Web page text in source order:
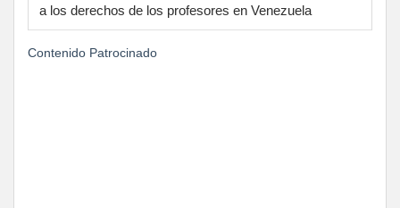
a los derechos de los profesores en Venezuela
Contenido Patrocinado